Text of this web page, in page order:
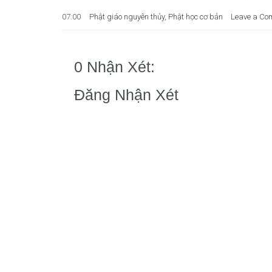
07:00 Phật giáo nguyên thủy, Phật học cơ bản Leave a
0 Nhận Xét:
Đăng Nhận Xét